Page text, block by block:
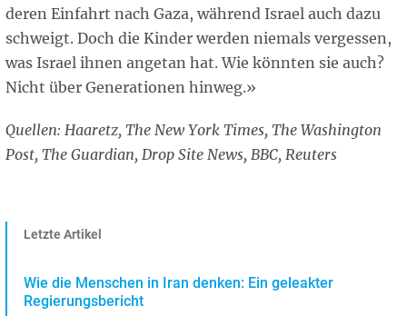
deren Einfahrt nach Gaza, während Israel auch dazu
schweigt. Doch die Kinder werden niemals vergessen,
was Israel ihnen angetan hat. Wie könnten sie auch?
Nicht über Generationen hinweg.»
Quellen: Haaretz, The New York Times, The Washington
Post, The Guardian, Drop Site News, BBC, Reuters
Letzte Artikel
Wie die Menschen in Iran denken: Ein geleakter
Regierungsbericht